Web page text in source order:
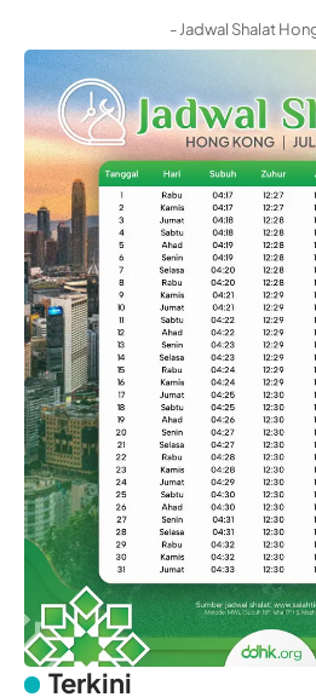
- Jadwal Shalat
Terkini